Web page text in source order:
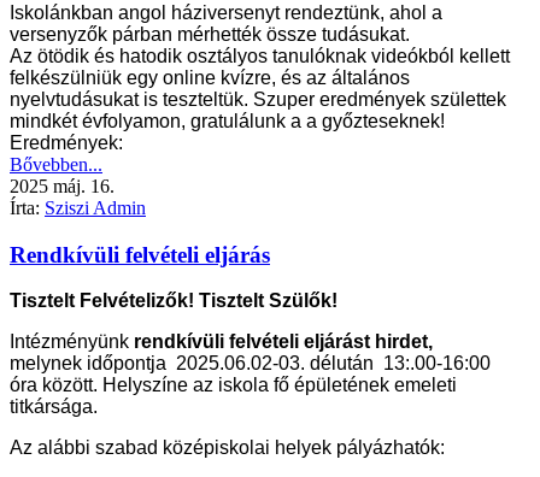
Iskolánkban angol háziversenyt rendeztünk, ahol a
versenyzők párban mérhették össze tudásukat.
Az ötödik és hatodik osztályos tanulóknak videókból kellett
felkészülniük egy online kvízre, és az általános
nyelvtudásukat is teszteltük. Szuper eredmények születtek
mindkét évfolyamon, gratulálunk a a győzteseknek!
Eredmények:
Bővebben...
2025 máj. 16.
Írta: Sziszi Admin
Rendkívüli felvételi eljárás
Tisztelt Felvételizők! Tisztelt Szülők!
Intézményünk rendkívüli felvételi eljárást hirdet,
melynek időpontja 2025.06.02-03. délután 13:.00-16:00
óra között. Helyszíne az iskola fő épületének emeleti
titkársága.
Az alábbi szabad középiskolai helyek pályázhatók: